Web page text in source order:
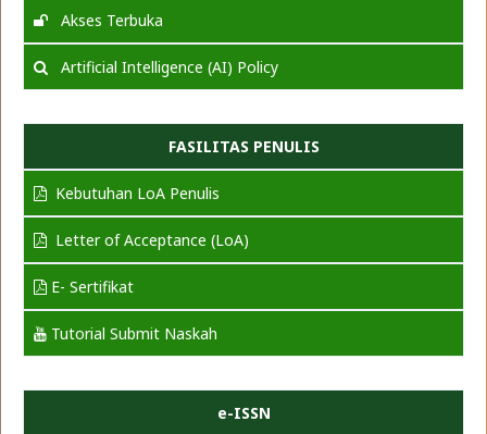
Akses Terbuka
Artificial Intelligence (AI) Policy
FASILITAS PENULIS
Kebutuhan LoA Penulis
Letter of Acceptance (LoA)
E- Sertifikat
Tutorial Submit Naskah
e-ISSN